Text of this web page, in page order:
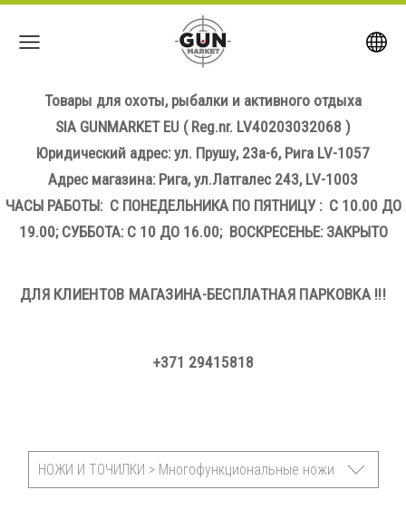
Товары для охоты, рыбалки и активного отдыха
SIA GUNMARKET EU ( Reg.nr. LV40203032068 )
Юридический адрес: ул. Прушу, 23а-6, Рига LV-1057
Адрес магазина: Рига, ул.Латгалес 243, LV-1003
ЧАСЫ РАБОТЫ: С ПОНЕДЕЛЬНИКА ПО ПЯТНИЦУ : С 10.00 ДО
19.00; СУББОТА: С 10 ДО 16.00; ВОСКРЕСЕНЬЕ: ЗАКРЫТО
ДЛЯ КЛИЕНТОВ МАГАЗИНА-БЕСПЛАТНАЯ ПАРКОВКА !!!
+371 29415818
НОЖИ И ТОЧИЛКИ > Многофункциональные ножи